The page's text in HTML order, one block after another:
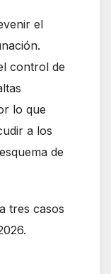
el
control de
lo que
a los
de
tres casos